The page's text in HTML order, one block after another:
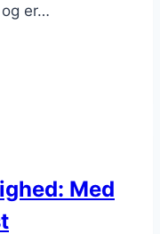
er…
Med